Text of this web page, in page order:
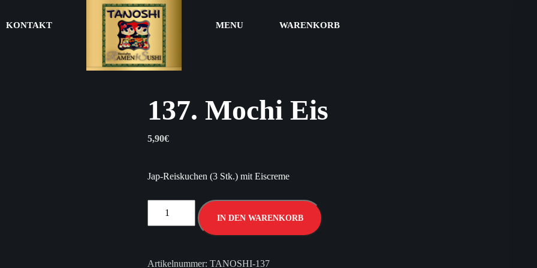
KONTAKT MENU WARENKORB
137. Mochi Eis
5,90€
Jap-Reiskuchen (3 Stk.) mit Eiscreme
IN DEN WARENKORB
Artikelnummer:TANOSHI-137